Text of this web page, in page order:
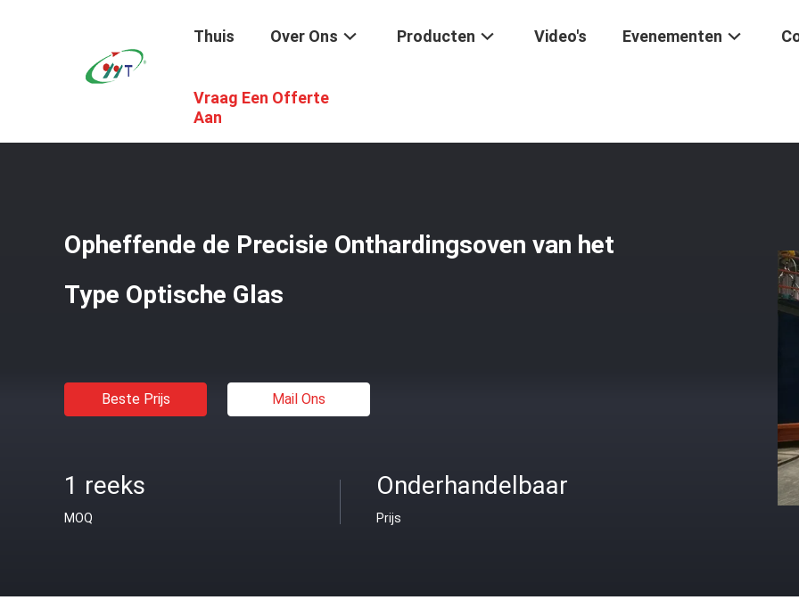
Thuis Over Ons Producten Video's Evenementen
Vraag Een Offerte
Aan
Industriële Glasoven / Opheffende De Precisie Onthardingsoven Van Het Type Optische Glas
Opheffende de Precisie Onthardingsoven van het
Type Optische Glas
Beste Prijs Mail Ons
1 reeks
MOQ
Onderhandelbaar
Prijs